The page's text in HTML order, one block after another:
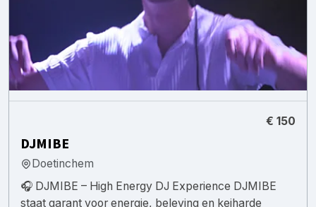
€ 150
DJMIBE
Doetinchem
🎧 DJMIBE – High Energy DJ Experience DJMIBE
staat garant voor energie, beleving en keiharde